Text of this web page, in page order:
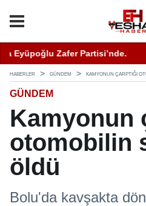
11:19 ┋ ÇEVSADER Eskişehir İl
HABERLER GÜNDEM KAMYONUN ÇARPTIĞI
GÜNDEM
Kamyonun
otomobilin
öldü
Bolu'da kavşakta